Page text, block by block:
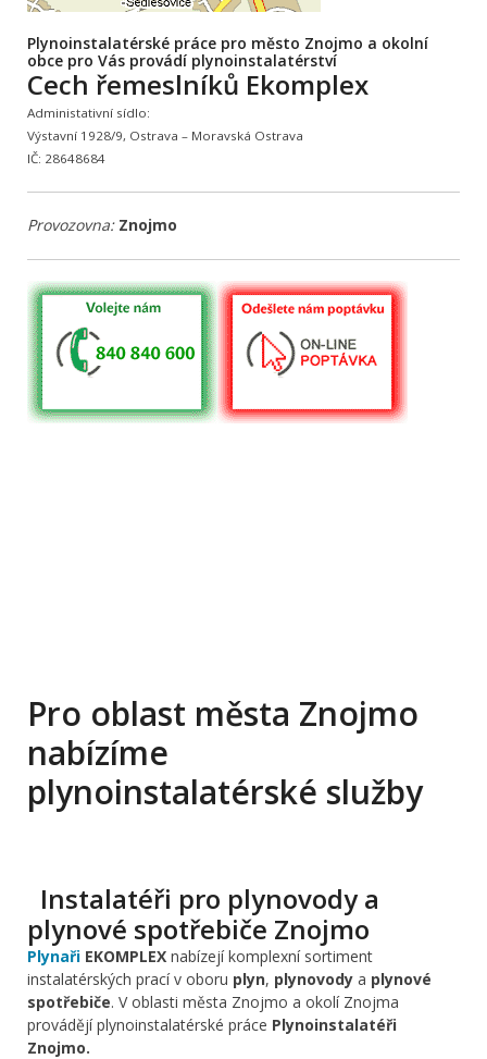
Plynoinstalatérské práce pro město Znojmo a okolní
obce pro Vás provádí plynoinstalatérství
Cech řemeslníků Ekomplex
Administativní sídlo:
Výstavní 1928/9, Ostrava – Moravská Ostrava
IČ: 28648684
Provozovna: Znojmo
Pro oblast města Znojmo
nabízíme
plynoinstalatérské služby
Instalatéři pro plynovody a
plynové spotřebiče Znojmo
Plynaři EKOMPLEX nabízejí komplexní sortiment
instalatérských prací v oboru plyn, plynovody a plynové
spotřebiče. V oblasti města Znojmo a okolí Znojma
provádějí plynoinstalatérské práce Plynoinstalatéři
Znojmo.